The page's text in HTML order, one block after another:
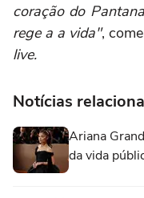
coração do
rege a a vida",
live.
Notícias
Ariana
da vida